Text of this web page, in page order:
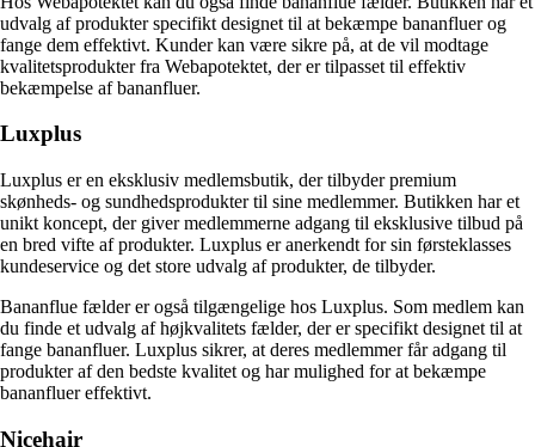
udvalg af produkter specifikt designet til at bekæmpe bananfluer og
fange dem effektivt. Kunder kan være sikre på, at de vil modtage
kvalitetsprodukter fra Webapotektet, der er tilpasset til effektiv
bekæmpelse af bananfluer.
Luxplus
Luxplus er en eksklusiv medlemsbutik, der tilbyder premium
skønheds- og sundhedsprodukter til sine medlemmer. Butikken har et
unikt koncept, der giver medlemmerne adgang til eksklusive tilbud på
en bred vifte af produkter. Luxplus er anerkendt for sin førsteklasses
kundeservice og det store udvalg af produkter, de tilbyder.
Bananflue fælder er også tilgængelige hos Luxplus. Som medlem kan
du finde et udvalg af højkvalitets fælder, der er specifikt designet til at
fange bananfluer. Luxplus sikrer, at deres medlemmer får adgang til
produkter af den bedste kvalitet og har mulighed for at bekæmpe
bananfluer effektivt.
Nicehair